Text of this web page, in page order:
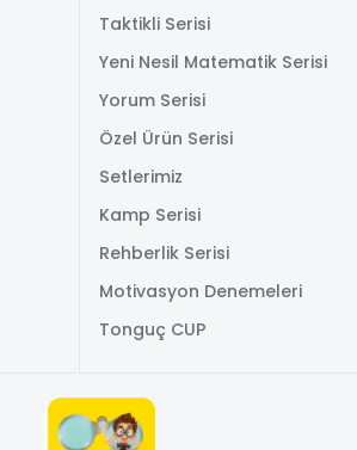
Taktikli Serisi
Yeni Nesil Matematik Serisi
Yorum Serisi
Özel Ürün Serisi
Setlerimiz
Kamp Serisi
Rehberlik Serisi
Motivasyon Denemeleri
Tonguç CUP